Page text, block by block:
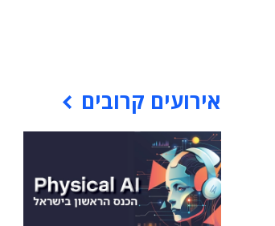
אירועים קרובים